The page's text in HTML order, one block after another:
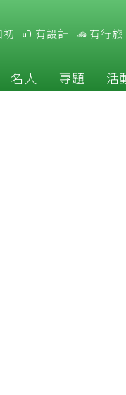
有設計 有行旅
名人 專題 活